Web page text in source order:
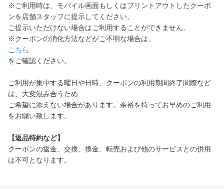
※ご利用時は、モバイル画面もしくはプリントアウトしたクーポ
ンを店舗スタッフに提示してください。
ご提示いただけない場合はご利用することができません。
※クーポンの消化方法などがご不明な場合は、
こちら
をご確認ください。
ご利用が集中する曜日や日時、クーポンの利用期間終了間際など
は、大変混み合うため
ご希望に添えない場合があります。余裕を持ってお早めのご利用
をお願い致します。
【返品特約など】
クーポンの返金、交換、換金、転売および他のサービスとの併用
は不可となります。